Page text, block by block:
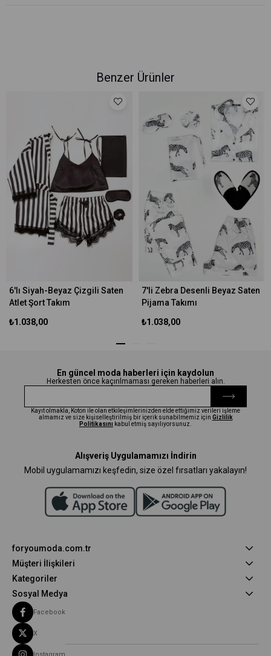
Benzer Ürünler
6'lı Siyah-Beyaz Çizgili Saten
Atlet Şort Takım
₺1.038,00
7'li Zebra Desenli Beyaz Saten
Pijama Takımı
₺1.038,00
En güncel moda haberleri için kaydolun
Herkesten önce kaçırılmaması gereken haberleri alın.
Kayıt olmakla, Koton ile olan etkileşimlerinizden elde ettiğimiz verileri işleme
almamız ve size kişiselleştirilmiş bir içerik sunabilmemiz için Gizlilik
Politikasını kabul etmiş sayılıyorsunuz.
Alışveriş Uygulamamızı İndirin
Mobil uygulamamızı keşfedin, size özel fırsatları yakalayın!
foryoumoda.com.tr
Müşteri İlişkileri
Kategoriler
Sosyal Medya
Facebook
X